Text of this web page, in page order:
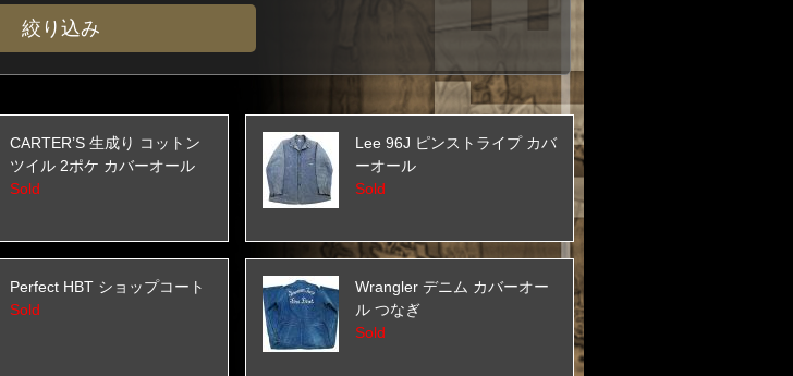
CARTER’S 生成り コットン
ツイル 2ポケ カバーオール
Sold
Lee 96J ピンストライプ カバ
ーオール
Sold
Perfect HBT ショップコート
Sold
Wrangler デニム カバーオー
ル つなぎ
Sold